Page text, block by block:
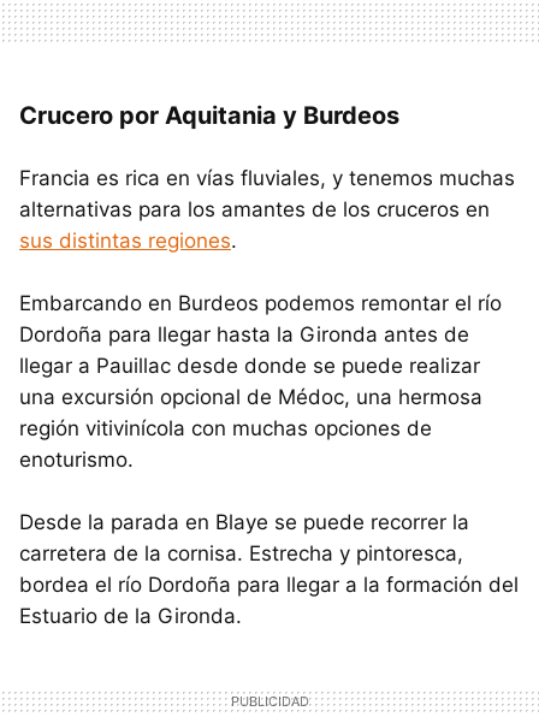
Crucero por Aquitania y Burdeos
Francia es rica en vías fluviales, y tenemos muchas
alternativas para los amantes de los cruceros en
sus distintas regiones.
Embarcando en Burdeos podemos remontar el río
Dordoña para llegar hasta la Gironda antes de
llegar a Pauillac desde donde se puede realizar
una excursión opcional de Médoc, una hermosa
región vitivinícola con muchas opciones de
enoturismo.
Desde la parada en Blaye se puede recorrer la
carretera de la cornisa. Estrecha y pintoresca,
bordea el río Dordoña para llegar a la formación del
Estuario de la Gironda.